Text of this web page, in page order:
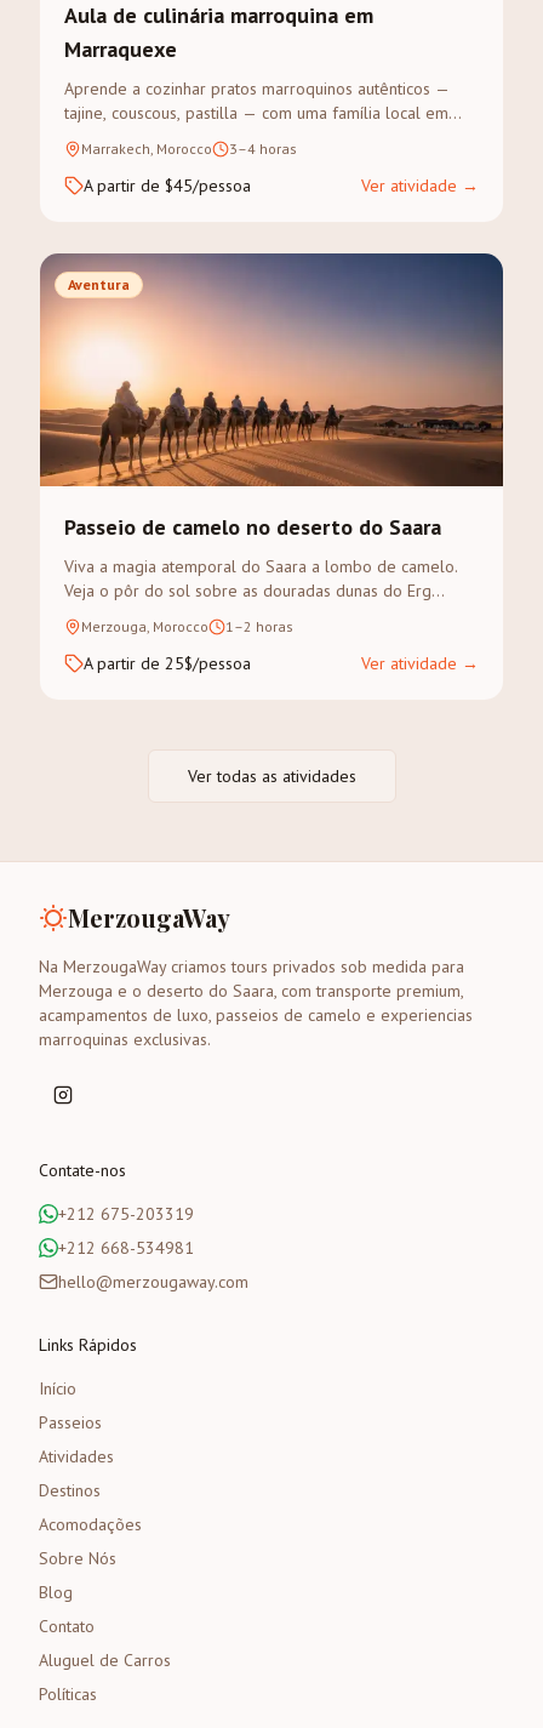
Aula de culinária marroquina em
Marraquexe
Aprende a cozinhar pratos marroquinos autênticos —
tajine, couscous, pastilla — com uma família local em
Marraquexe. Visita ao souk para as especiarias, depois
cozinha-se e come-se juntos.
Marrakech, Morocco 3–4 horas
A partir de $45/pessoa Ver atividade →
Aventura
Passeio de camelo no deserto do Saara
Viva a magia atemporal do Saara a lombo de camelo.
Veja o pôr do sol sobre as douradas dunas do Erg
Chebbi num trek guiado.
Merzouga, Morocco 1–2 horas
A partir de 25$/pessoa Ver atividade →
Ver todas as atividades
MerzougaWay
Na MerzougaWay criamos tours privados sob medida para
Merzouga e o deserto do Saara, com transporte premium,
acampamentos de luxo, passeios de camelo e experiencias
marroquinas exclusivas.
Contate-nos
+212 675-203319
+212 668-534981
hello@merzougaway.com
Links Rápidos
Início
Passeios
Atividades
Destinos
Acomodações
Sobre Nós
Blog
Contato
Aluguel de Carros
Políticas